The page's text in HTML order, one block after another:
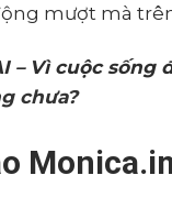
mượt mà
– Vì cuộc
chưa?